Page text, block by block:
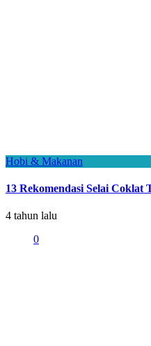
Hobi & Makanan
13 Rekomendasi Selai Coklat
4 tahun lalu
0